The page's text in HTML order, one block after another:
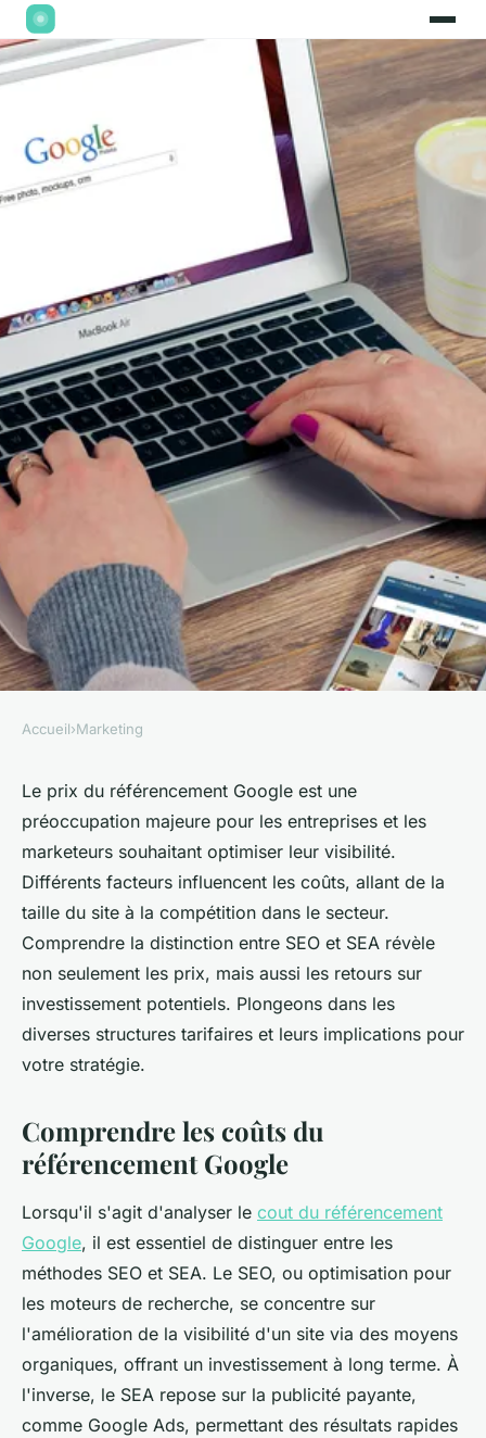
Quel est le prix du
référencement google ? seo vs
sea expliqué.
Lucie •18 janvier 2025•5 min de lecture
Accueil›Marketing
Le prix du référencement Google est une
préoccupation majeure pour les entreprises et les
marketeurs souhaitant optimiser leur visibilité.
Différents facteurs influencent les coûts, allant de la
taille du site à la compétition dans le secteur.
Comprendre la distinction entre SEO et SEA révèle
non seulement les prix, mais aussi les retours sur
investissement potentiels. Plongeons dans les
diverses structures tarifaires et leurs implications pour
votre stratégie.
Comprendre les coûts du
référencement Google
Lorsqu'il s'agit d'analyser le cout du référencement
Google, il est essentiel de distinguer entre les
méthodes SEO et SEA. Le SEO, ou optimisation pour
les moteurs de recherche, se concentre sur
l'amélioration de la visibilité d'un site via des moyens
organiques, offrant un investissement à long terme. À
l'inverse, le SEA repose sur la publicité payante,
comme Google Ads, permettant des résultats rapides